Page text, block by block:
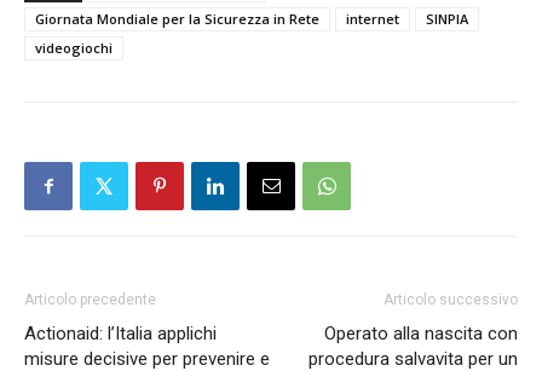
Giornata Mondiale per la Sicurezza in Rete
internet
SINPIA
videogiochi
Articolo precedente
Actionaid: l’Italia applichi
misure decisive per prevenire e
Articolo successivo
Operato alla nascita con
procedura salvavita per un